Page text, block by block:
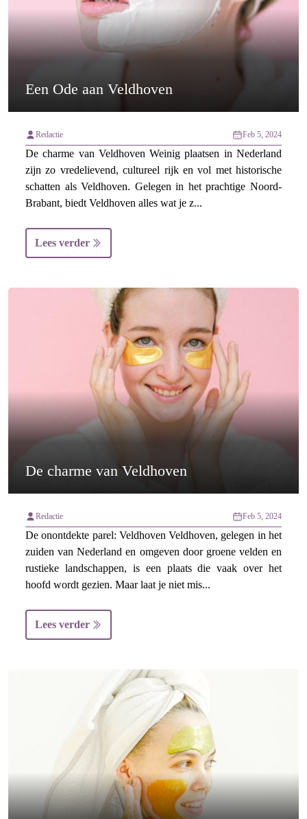
Een Ode aan Veldhoven
Redactie Feb 5, 2024
De charme van Veldhoven Weinig plaatsen in Nederland
zijn zo vredelievend, cultureel rijk en vol met historische
schatten als Veldhoven. Gelegen in het prachtige Noord-
Brabant, biedt Veldhoven alles wat je z...
Lees verder
De charme van Veldhoven
Redactie Feb 5, 2024
De onontdekte parel: Veldhoven Veldhoven, gelegen in het
zuiden van Nederland en omgeven door groene velden en
rustieke landschappen, is een plaats die vaak over het
hoofd wordt gezien. Maar laat je niet mis...
Lees verder